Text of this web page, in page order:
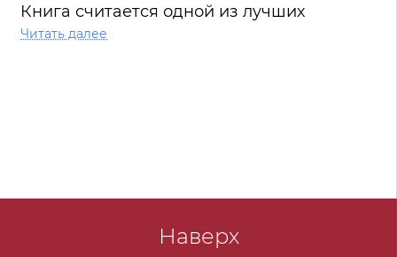
Книга считается одной из лучших
в творческом наследии писателя.
Скотта, сопровождавшими самое первое
Читать далее
Наверх